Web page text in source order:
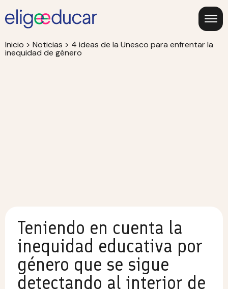
Inicio > Noticias > 4 ideas de la Unesco para enfrentar la
inequidad de género
Teniendo en cuenta la
inequidad educativa por
género que se sigue
detectando al interior de